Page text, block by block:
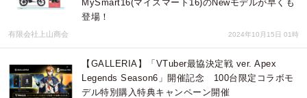
MySmart16(マイスマート16)のNewモデルが早くも
登場！
有限会社上山商会 2024年10月15日 01時
【GALLERIA】「VTuber最協決定戦 ver. Apex
Legends Season6」開催記念 100台限定コラボモ
デル特別購入特典キャンペーン開催